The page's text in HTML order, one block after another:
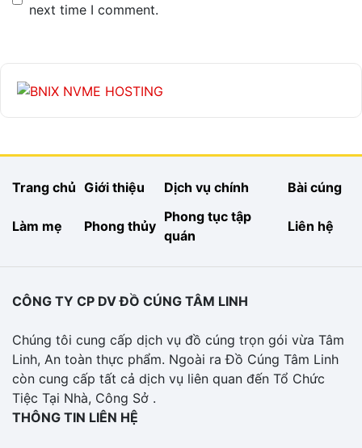
next time I comment.
Trang chủ Giới thiệu Dịch vụ chính Bài cúng
Làm mẹ Phong thủy
Phong tục tập
quán
Liên hệ
CÔNG TY CP DV ĐỒ CÚNG TÂM LINH
Chúng tôi cung cấp dịch vụ đồ cúng trọn gói vừa Tâm
Linh, An toàn thực phẩm. Ngoài ra Đồ Cúng Tâm Linh
còn cung cấp tất cả dịch vụ liên quan đến Tổ Chức
Tiệc Tại Nhà, Công Sở .
THÔNG TIN LIÊN HỆ